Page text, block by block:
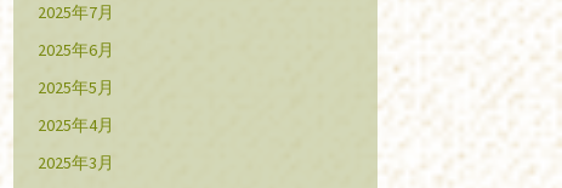
2025年7月
2025年6月
2025年5月
2025年4月
2025年3月